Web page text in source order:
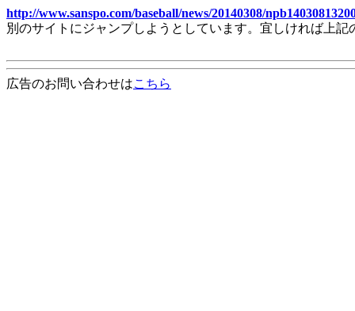
http://www.sanspo.com/baseball/news/20140308/
別のサイトにジャンプしようとしています。宜しければ上
広告のお問い合わせはこちら